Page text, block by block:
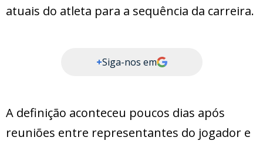
atuais do atleta para a sequência da carreira.
+Siga-nos em
A definição aconteceu poucos dias após
reuniões entre representantes do jogador e